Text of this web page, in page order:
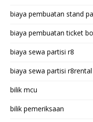
biaya pembuatan stand
biaya pembuatan ticket
biaya sewa partisi r8
biaya sewa partisi
bilik mcu
bilik pemeriksaan